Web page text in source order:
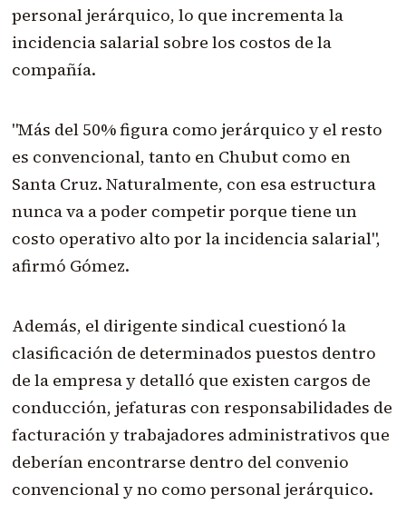
personal jerárquico, lo que incrementa la
incidencia salarial sobre los costos de la
compañía.
"Más del 50% figura como jerárquico y el resto
es convencional, tanto en Chubut como en
Santa Cruz. Naturalmente, con esa estructura
nunca va a poder competir porque tiene un
costo operativo alto por la incidencia salarial",
afirmó Gómez.
Además, el dirigente sindical cuestionó la
clasificación de determinados puestos dentro
de la empresa y detalló que existen cargos de
conducción, jefaturas con responsabilidades de
facturación y trabajadores administrativos que
deberían encontrarse dentro del convenio
convencional y no como personal jerárquico.